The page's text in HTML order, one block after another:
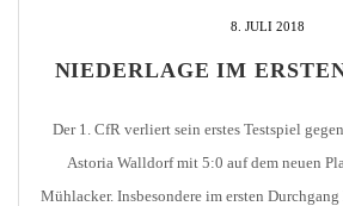
8. JULI 2018
NIEDERLAGE IM
Der 1. CfR verliert sein erstes Testspiel
Astoria Walldorf mit 5:0 auf dem neuen
Mühlacker. Insbesondere im ersten